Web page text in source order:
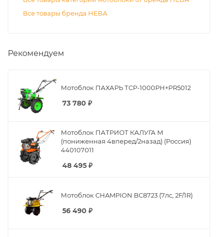
Все товары бренда НЕВА
Рекомендуем
Мотоблок ПАХАРЬ ТСР-1000РН+PR5012
73 780 ₽
Мотоблок ПАТРИОТ КАЛУГА М
(пониженная 4вперед/2назад) (Россия)
440107011
48 495 ₽
Мотоблок CHAMPION BC8723 (7лс, 2F/1R)
56 490 ₽